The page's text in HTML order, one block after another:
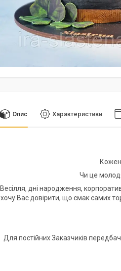
Опис Характеристики
Кожен
Чи це
Весілля, дні народження,
хочу Вас довірити, що смак самих
Для постійних Заказчиків